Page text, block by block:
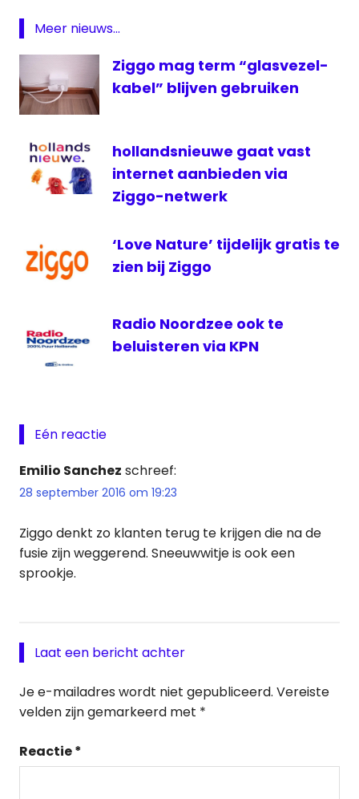
Demand
televisie
ziggo
Meer nieuws...
Ziggo mag term “glasvezel-
kabel” blijven gebruiken
hollandsnieuwe gaat vast
internet aanbieden via
Ziggo-netwerk
‘Love Nature’ tijdelijk gratis te
zien bij Ziggo
Radio Noordzee ook te
beluisteren via KPN
Eén reactie
Emilio Sanchez schreef:
28 september 2016 om 19:23
Ziggo denkt zo klanten terug te krijgen die na de
fusie zijn weggerend. Sneeuwwitje is ook een
sprookje.
Laat een bericht achter
Je e-mailadres wordt niet gepubliceerd. Vereiste
velden zijn gemarkeerd met *
Reactie*